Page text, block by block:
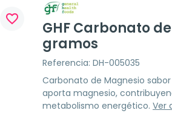
favorite_border
GHF Carbonato
gramos
Referencia: DH-005035
Carbonato de Magnesio
aporta magnesio,
metabolismo energético. Ver